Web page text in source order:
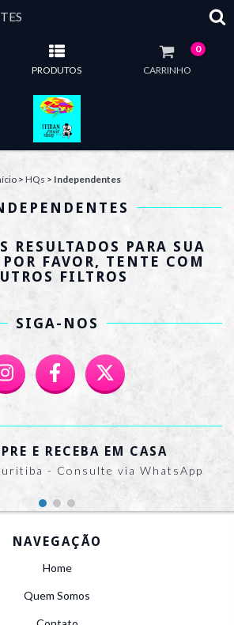
PRODUTOS CARRINHO
0
> HQs > Independentes
RESULTADOS PARA SUA
FAVOR, TENTE COM
FILTROS
SIGA-NOS
E RECEBA EM CASA
- Consulte via WhatsApp
NAVEGAÇÃO
Home
Quem Somos